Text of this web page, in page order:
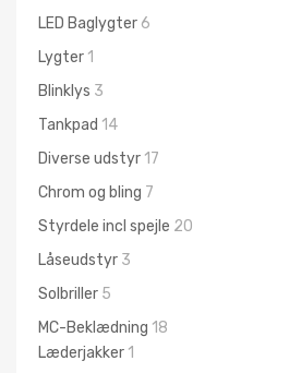
LED Baglygter 6
Lygter 1
Blinklys 3
Tankpad 14
Diverse udstyr 17
Chrom og bling 7
Styrdele incl spejle 20
Låseudstyr 3
Solbriller 5
MC-Beklædning 18
Læderjakker 1